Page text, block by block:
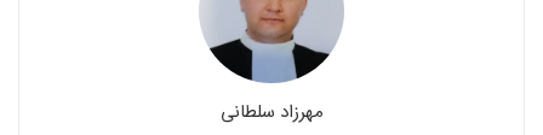
مهرزاد سلطانی